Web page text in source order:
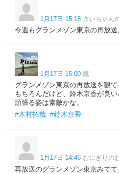
1月17日 15:18 きいちゃん
今週もグランメゾン東京の再放
1月17日 15:00 鷹
グランメゾン東京の再放送を観
もちろんだけど、鈴木京香が良
頑張る姿は素敵かな。
#木村拓哉 #鈴木京香
1月17日 14:46 おにぎりの
再放送のグランメゾン東京みて